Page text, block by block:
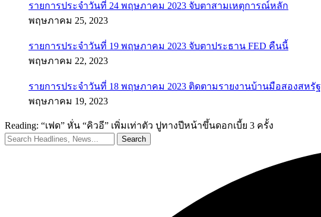
รายการประจำวันที่ 24 พฤษภาคม 2023 จับตาสามเหตุการณ์หลัก
พฤษภาคม 25, 2023
รายการประจำวันที่ 19 พฤษภาคม 2023 จับตาประธาน FED คืนนี้
พฤษภาคม 22, 2023
รายการประจำวันที่ 18 พฤษภาคม 2023 ติดตามรายงานบ้านมือสองสหรัฐ
พฤษภาคม 19, 2023
Reading: “เฟด” หั่น “คิวอี” เพิ่มเท่าตัว ปูทางปีหน้าขึ้นดอกเบี้ย 3 ครั้ง